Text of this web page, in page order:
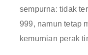
sempurna: tidak
999, namun tetap
kemurnian perak